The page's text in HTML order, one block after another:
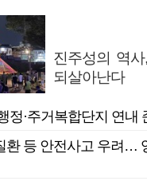
진주성의 역
되살아난다
정·주거복합단지 연내
환 등 안전사고 우려…